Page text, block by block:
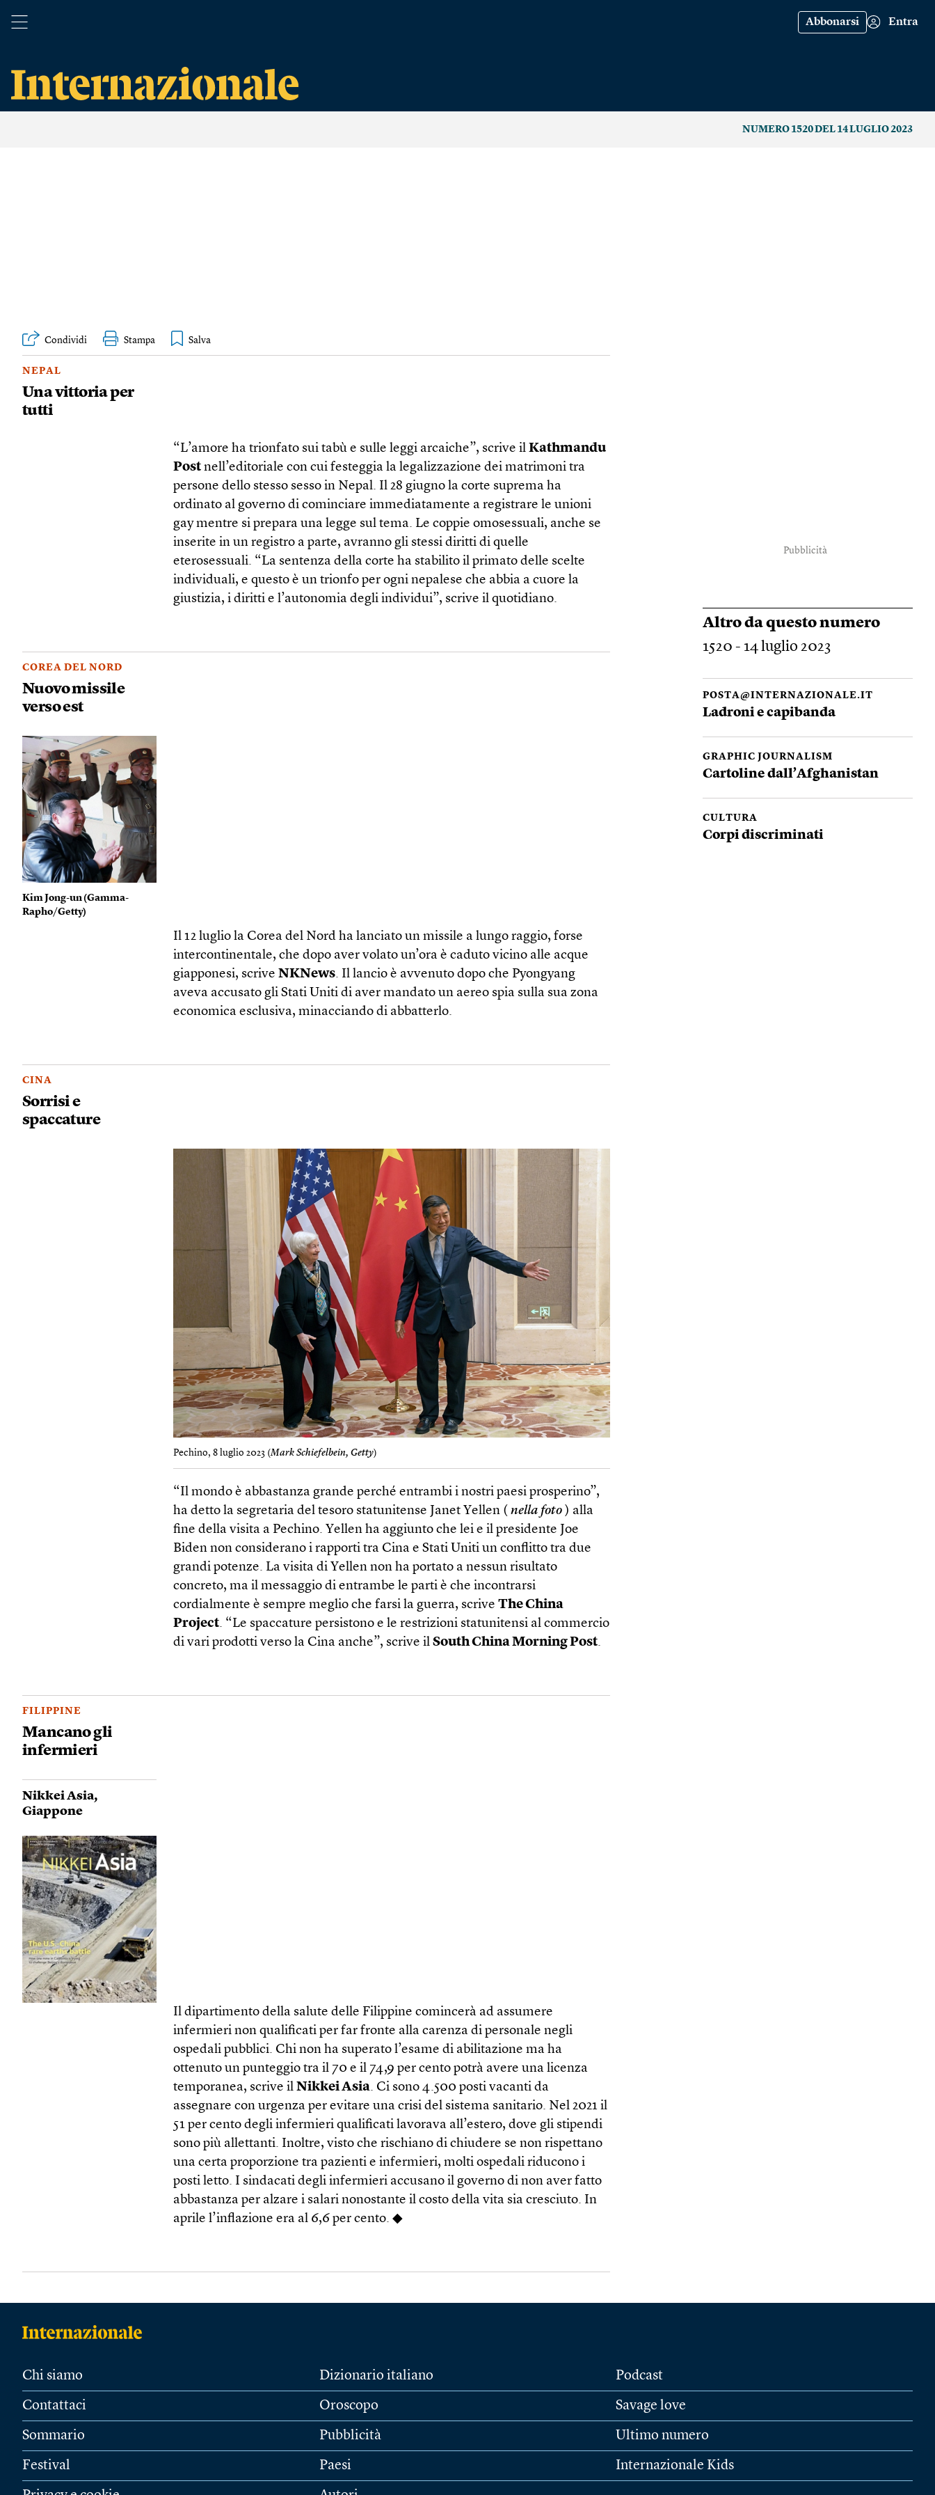
Abbonarsi Entra
NUMERO 1520 DEL 14 LUGLIO 2023
Condividi Stampa
NEPAL
Una vittoria per
tutti
“L’amore ha trionfato sui tabù e sulle leggi arcaiche”, scrive ilKathmandu
Post nell’editoriale con cui festeggia la legalizzazione dei matrimoni tra
persone dello stesso sesso in Nepal. Il 28 giugno la corte suprema ha
ordinato al governo di cominciare immediatamente a registrare le unioni
gay mentre si prepara una legge sul tema. Le coppie omosessuali, anche se
inserite in un registro a parte, avranno gli stessi diritti di quelle
eterosessuali. “La sentenza della corte ha stabilito il primato delle scelte
individuali, e questo è un trionfo per ogni nepalese che abbia a cuore la
giustizia, i diritti e l’autonomia degli individui”, scrive il quotidiano.
COREA DEL NORD
Nuovo missile
verso est
Kim Jong-un (Gamma-
Rapho/Getty)
Il 12 luglio la Corea del Nord ha lanciato un missile a lungo raggio, forse
intercontinentale, che dopo aver volato un’ora è caduto vicino alle acque
giapponesi, scriveNKNews. Il lancio è avvenuto dopo che Pyongyang
aveva accusato gli Stati Uniti di aver mandato un aereo spia sulla sua zona
economica esclusiva, minacciando di abbatterlo.
CINA
Sorrisi e
spaccature
Pechino, 8 luglio 2023 (Mark Schiefelbein, Getty)
“Il mondo è abbastanza grande perché entrambi i nostri paesi prosperino”,
ha detto la segretaria del tesoro statunitense Janet Yellen (nella foto ) alla
fine della visita a Pechino. Yellen ha aggiunto che lei e il presidente Joe
Biden non considerano i rapporti tra Cina e Stati Uniti un conflitto tra due
grandi potenze. La visita di Yellen non ha portato a nessun risultato
concreto, ma il messaggio di entrambe le parti è che incontrarsi
cordialmente è sempre meglio che farsi la guerra, scriveThe China
Project. “Le spaccature persistono e le restrizioni statunitensi al commercio
di vari prodotti verso la Cina anche”, scrive ilSouth China Morning Post.
FILIPPINE
Mancano gli
infermieri
Nikkei Asia,
Giappone
Il dipartimento della salute delle Filippine comincerà ad assumere
infermieri non qualificati per far fronte alla carenza di personale negli
ospedali pubblici. Chi non ha superato l’esame di abilitazione ma ha
ottenuto un punteggio tra il 70 e il 74,9 per cento potrà avere una licenza
temporanea, scrive ilNikkei Asia. Ci sono 4.500 posti vacanti da
assegnare con urgenza per evitare una crisi del sistema sanitario. Nel 2021 il
51 per cento degli infermieri qualificati lavorava all’estero, dove gli stipendi
sono più allettanti. Inoltre, visto che rischiano di chiudere se non rispettano
una certa proporzione tra pazienti e infermieri, molti ospedali riducono i
posti letto. I sindacati degli infermieri accusano il governo di non aver fatto
abbastanza per alzare i salari nonostante il costo della vita sia cresciuto. In
aprile l’inflazione era al 6,6 per cento. ◆
Pubblicità
Altro da questo numero
1520 - 14 luglio 2023
POSTA@INTERNAZIONALE.IT
Ladroni e capibanda
GRAPHIC JOURNALISM
Cartoline dall’Afghanistan
CULTURA
Corpi discriminati
Chi siamo
Contattaci
Sommario
Festival
Dizionario italiano
Oroscopo
Pubblicità
Paesi
Podcast
Savage love
Ultimo numero
Internazionale Kids